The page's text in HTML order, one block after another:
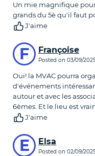
Un mie magnifique
grands du 5è qu'il faut
J'aime
F Françoise
Posted on 03/09/
Oui! la MVAC pourra
d'événements
autour et avec les
6èmes. Et le lieu est
J'aime
E Elsa
Posted on 02/09/2025